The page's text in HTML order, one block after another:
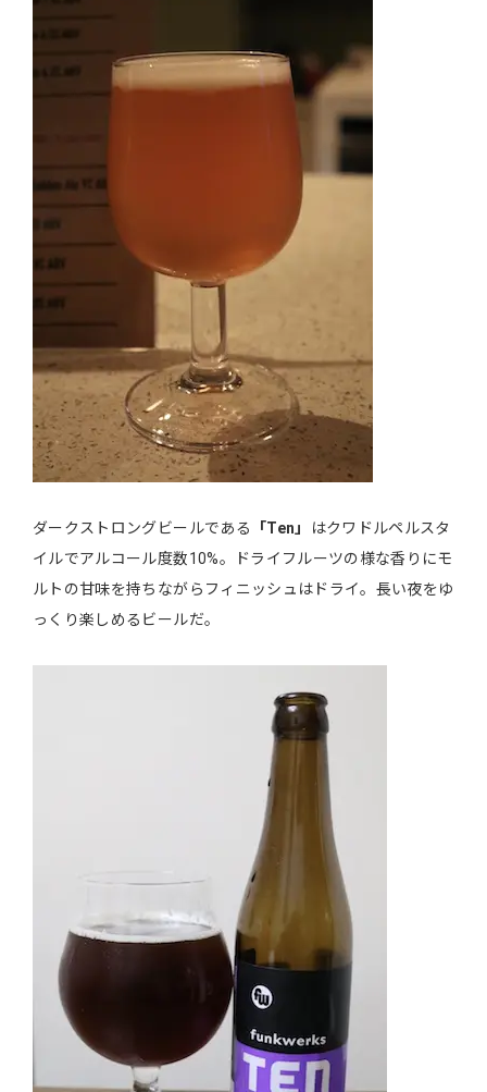
ダークストロングビールである 「Ten」
はクワドルペルスタ
イルでアルコール度数10%。ドライフルーツの様な香りにモ
ルトの甘味を持ちながらフィニッシュはドライ。長い夜をゆ
っくり楽しめるビールだ。